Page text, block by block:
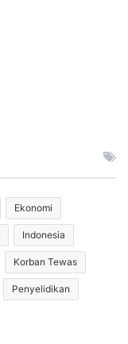
Ekonomi
Indonesia
Korban Tewas
Penyelidikan